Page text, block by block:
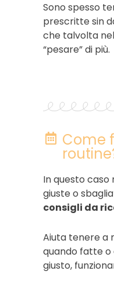
Sono spesso
prescritte sin
che talvolta
“pesare” di più.
Come
In questo caso
giuste o
consigli da
Aiuta tenere a
quando fatte o
giusto,